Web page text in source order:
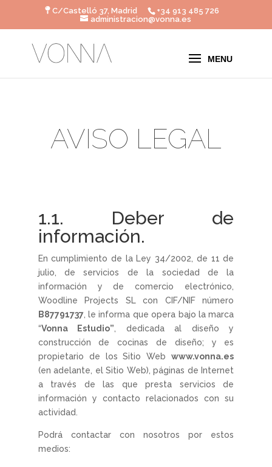
C/Castelló 37, Madrid
+34 913 485 726
administracion@vonna.es
AVISO LEGAL
1.1. Deber de
información.
En cumplimiento de la Ley 34/2002, de 11 de
julio, de servicios de la sociedad de la
información y de comercio electrónico,
Woodline Projects SL con CIF/NIF número
B87791737, le informa que opera bajo la marca
“Vonna Estudio” , dedicada al diseño y
construcción de cocinas de diseño; y es
propietario de los Sitio Webwww.vonna.es
(en adelante, el Sitio Web), páginas de Internet
a través de las que presta servicios de
información y contacto relacionados con su
actividad.
Podrá contactar con nosotros por estos
medios: